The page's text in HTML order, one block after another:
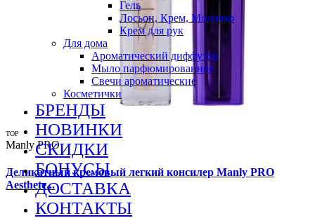
Гель
Лосьон, Крем, Молочко
Крем для рук
Для дома
Ароматический диффузор
Мыло парфюмированное
Свечи ароматические
Косметички
БРЕНДЫ
НОВИНКИ
СКИДКИ
БОНУСЫ
ДОСТАВКА
КОНТАКТЫ
TOP
Manly PRO
Деликатный кремовый легкий консилер Manly PRO
Aesthete...